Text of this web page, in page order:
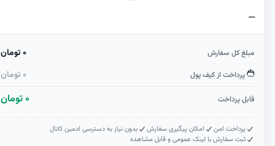
مبلغ کل سفارش
پرداخت از کیف پول
قابل پرداخت
پرداخت امن امکان پیگیری سفارش
بدون نیاز به دسترسی ادمین کانال
ثبت سفارش با لینک عمومی و قابل مشاهده